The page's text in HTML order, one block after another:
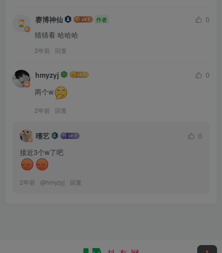
赛博神仙 作者
0
猜猜看 哈哈哈
2年前 回复
hmyzyj
0
两个w
2年前 回复
嚄艺
0
2年前 @hmyzyj 回复